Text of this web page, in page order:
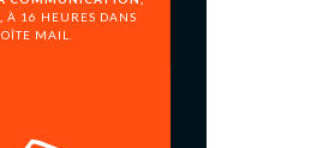
À 16 HEURES DANS
MAIL.